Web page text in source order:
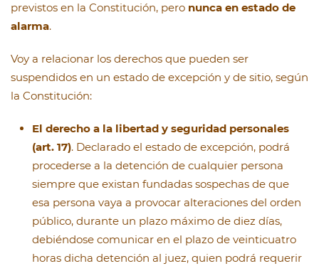
previstos en la Constitución, pero nunca en estado de
alarma.
Voy a relacionar los derechos que pueden ser
suspendidos en un estado de excepción y de sitio, según
la Constitución:
El derecho a la libertad y seguridad personales
(art. 17). Declarado el estado de excepción, podrá
procederse a la detención de cualquier persona
siempre que existan fundadas sospechas de que
esa persona vaya a provocar alteraciones del orden
público, durante un plazo máximo de diez días,
debiéndose comunicar en el plazo de veinticuatro
horas dicha detención al juez, quien podrá requerir